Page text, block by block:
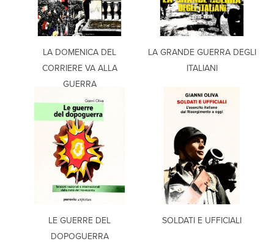
LA DOMENICA DEL
CORRIERE VA ALLA
GUERRA
LA GRANDE GUERRA DEGLI
ITALIANI
LE GUERRE DEL
DOPOGUERRA
SOLDATI E UFFICIALI